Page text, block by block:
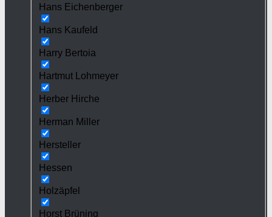
Hans Eichenberger
Hans Kaufeld
Harry Bertoia
Hartmut Lohmeyer
Herber Hirche
Herman Miller
Hersteller
Hessen
Holzäpfel
Horst Brüning